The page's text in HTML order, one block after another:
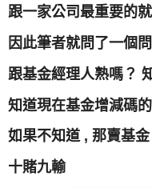
跟一家公司最重要的
因此筆者就問了一個問
跟基金經理人熟嗎？
知道現在基金增減碼
如果不知道 , 那賣基
十賭九輸